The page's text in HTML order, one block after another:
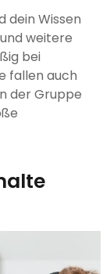
dein Wissen
weitere
bei
fallen auch
der Gruppe